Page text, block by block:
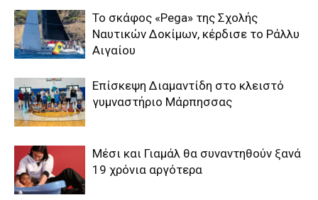
To σκάφος «Pega» της Σχολής
Ναυτικών Δοκίμων, κέρδισε το Ράλλυ
Αιγαίου
Επίσκεψη Διαμαντίδη στο κλειστό
γυμναστήριο Μάρπησσας
Μέσι και Γιαμάλ θα συναντηθούν ξανά
19 χρόνια αργότερα